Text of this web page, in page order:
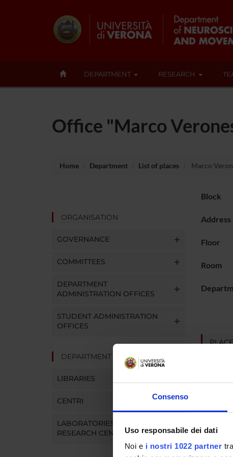
Consenso
Uso responsabile dei dati
Noi e i nostri 1022 partner
DEPARTMENT RESEARCH
Office "Marco
Home Department List of places Marco
ORGANISATION
GOVERNANCE
COMMITTEES
DEPARTMENT
ADMINISTRATION OFFICES
STUDENT ADMINISTRATION
OFFICES
DEPARTMENT FACILITIES
LIBRARIES
CENTRI
LABORATORIES AND
RESEARCH CENTRES
Block
Address
Floor
Room